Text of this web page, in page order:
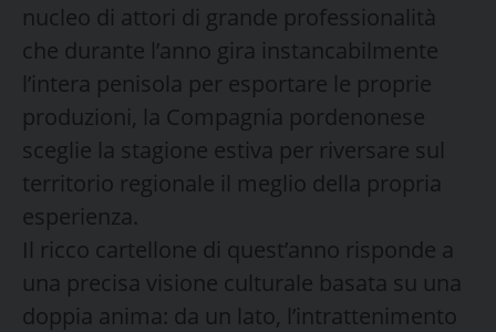
nucleo di attori di grande professionalità
che durante l’anno gira instancabilmente
l’intera penisola per esportare le proprie
produzioni, la Compagnia pordenonese
sceglie la stagione estiva per riversare sul
territorio regionale il meglio della propria
esperienza.
Il ricco cartellone di quest’anno risponde a
una precisa visione culturale basata su una
doppia anima: da un lato, l’intrattenimento